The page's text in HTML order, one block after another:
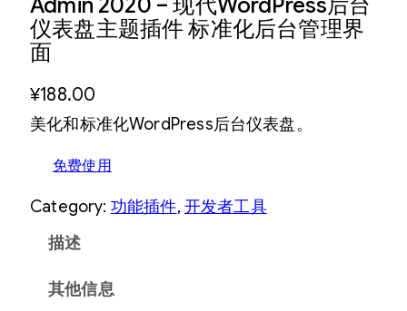
Admin 2020 – 现代WordPress后台
仪表盘主题插件 标准化后台管理界
面
¥188.00
美化和标准化WordPress后台仪表盘。
免费使用
Category: 功能插件, 开发者工具
描述
其他信息